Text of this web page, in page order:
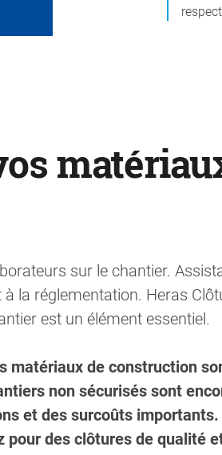
sur le chantier.
la réglementation. Heras
est un élément essentiel.
matériaux de construction
non sécurisés sont
et des surcoûts
des clôtures de qualité